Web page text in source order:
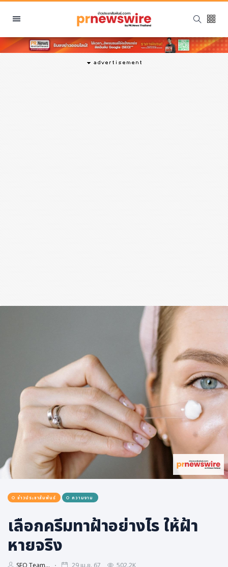
หมวดหมู่
พีอาร์ นิวส์ไวร์
สินค้า, บริการ
โปรโมชั่น
งานอีเว้นท์
รีวิว
บันเทิง
นักแสดง, นักร้อง, โมเดล
อินฟลูเอนเซอร์
ไลฟ์สไตล์
ความงาม
แฟชั่น
สุขภาพ
กีฬา
อาหาร, เครื่องดื่ม
ท่องเที่ยว
โรงแรม, ที่พัก
โทรศัพท์มือถือ
เอไอ
การศึกษา
ศิลปะ, วัฒนธรรม
ศาสนา
การเมือง
ธุรกิจ, สังคม
เศรษฐกิจ, การเงิน
พลังงาน, สิ่งแวดล้อม
ข่าวประชาสัมพันธ์ ความงาม
เลือกครีมทาฝ้าอย่างไร ให้ฝ้า
หายจริง
SEO Team... 29 เม.ย. 67 502.2K